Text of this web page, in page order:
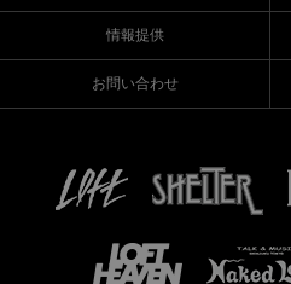
情報提供
お問い合わせ